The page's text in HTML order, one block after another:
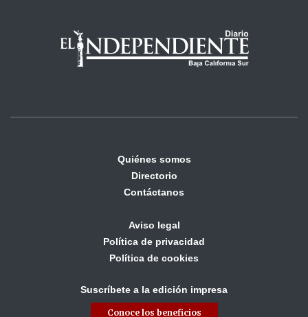
Quiénes somos
Directorio
Contáctanos
Aviso legal
Política de privacidad
Política de cookies
Suscríbete a la edición impresa
Conoce los beneficios